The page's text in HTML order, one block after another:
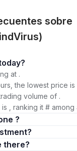
sobre
much is today?
at .
the lowest price
volume of .
, ranking it #
?
are there?